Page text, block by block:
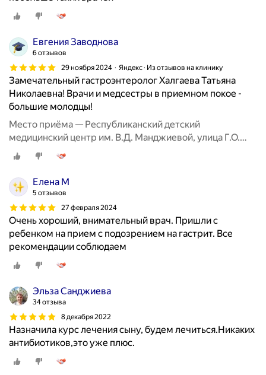
Евгения Заводнова
6 отзывов
29 ноября 2024
Яндекс · Из отзывов на клинику
Замечательный гастроэнтеролог Халгаева Татьяна
Николаевна! Врачи и медсестры в приемном покое -
большие молодцы!
Место приёма — Республиканский детский
медицинский центр им. В.Д. Манджиевой, улица Г.О.
Рокчинского, 1
Елена М
5 отзывов
27 февраля 2024
Очень хороший, внимательный врач. Пришли с
ребенком на прием с подозрением на гастрит. Все
рекомендации соблюдаем
Эльза Санджиева
34 отзыва
8 декабря 2022
Назначила курс лечения сыну, будем лечиться.Никаких
антибиотиков,это уже плюс.